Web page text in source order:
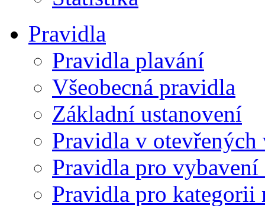
Pravidla
Pravidla plavání
Všeobecná pravidla
Základní ustanovení
Pravidla v otevřených
Pravidla pro vybavení
Pravidla pro kategorii